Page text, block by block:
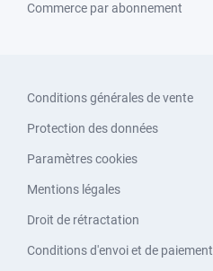
Commerce par abonnement
Conditions générales de vente
Protection des données
Paramètres cookies
Mentions légales
Droit de rétractation
Conditions d'envoi et de paiement